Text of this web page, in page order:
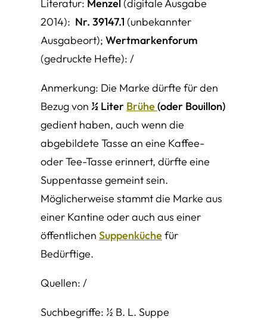
Literatur: Menzel (digitale Ausgabe
2014): Nr. 39147.1 (unbekannter
Ausgabeort); Wertmarkenforum
(gedruckte Hefte): /
Anmerkung: Die Marke dürfte für den
Bezug von ½ Liter Brühe(oder Bouillon)
gedient haben, auch wenn die
abgebildete Tasse an eine Kaffee-
oder Tee-Tasse erinnert, dürfte eine
Suppentasse gemeint sein.
Möglicherweise stammt die Marke aus
einer Kantine oder auch aus einer
öffentlichen Suppenküchefür
Bedürftige.
Quellen: /
Suchbegriffe: ½ B. L. Suppe